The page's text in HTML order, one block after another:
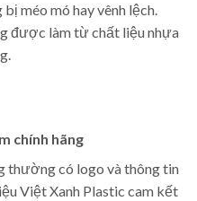
méo mó hay vênh lệch.
được làm từ chất liệu nhựa
chính hãng
thường có logo và thông tin
Việt Xanh Plastic cam kết